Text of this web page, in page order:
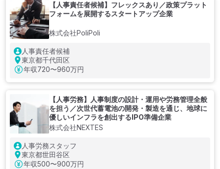
【人事責任者候補】フレックスあり／政策プラット
フォームを展開するスタートアップ企業
株式会社PoliPoli
人事責任者候補
東京都千代田区
年収720〜960万円
【人事労務】人事制度の設計・運用や労務管理全般
を担う／次世代蓄電池の開発・製造を通じ、地球に
優しいインフラを創出するIPO準備企業
株式会社NEXTES
人事労務スタッフ
東京都世田谷区
年収500〜900万円